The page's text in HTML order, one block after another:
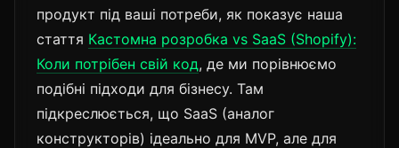
продукт під ваші потреби, як показує наша
стаття Кастомна розробка vs SaaS (Shopify):
Коли потрібен свій код, де ми порівнюємо
подібні підходи для бізнесу. Там
підкреслюється, що SaaS (аналог
конструкторів) ідеально для MVP, але для